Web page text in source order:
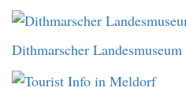
Dithmarscher